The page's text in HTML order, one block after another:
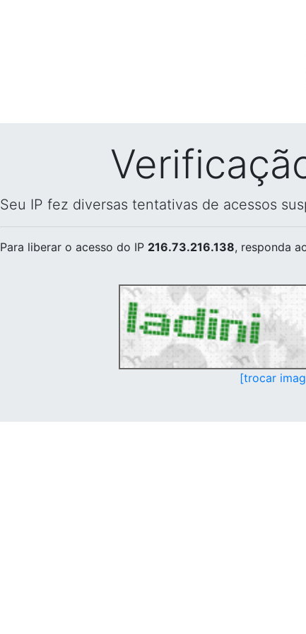
Seu IP fez diversas tentativas de acessos
Para liberar o acesso do IP 216.73.216.138, responda
[trocar